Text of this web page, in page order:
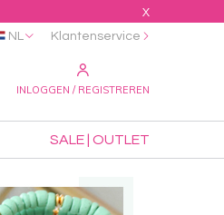
X
INLOGGEN / REGISTREREN
NL Klantenservice
SALE | OUTLET